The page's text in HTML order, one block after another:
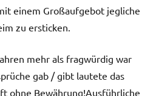
einem Großaufgebot jegliche
zu ersticken.
mehr als fragwürdig war
gab / gibt lautete das
ohne Bewährung!Ausführliche